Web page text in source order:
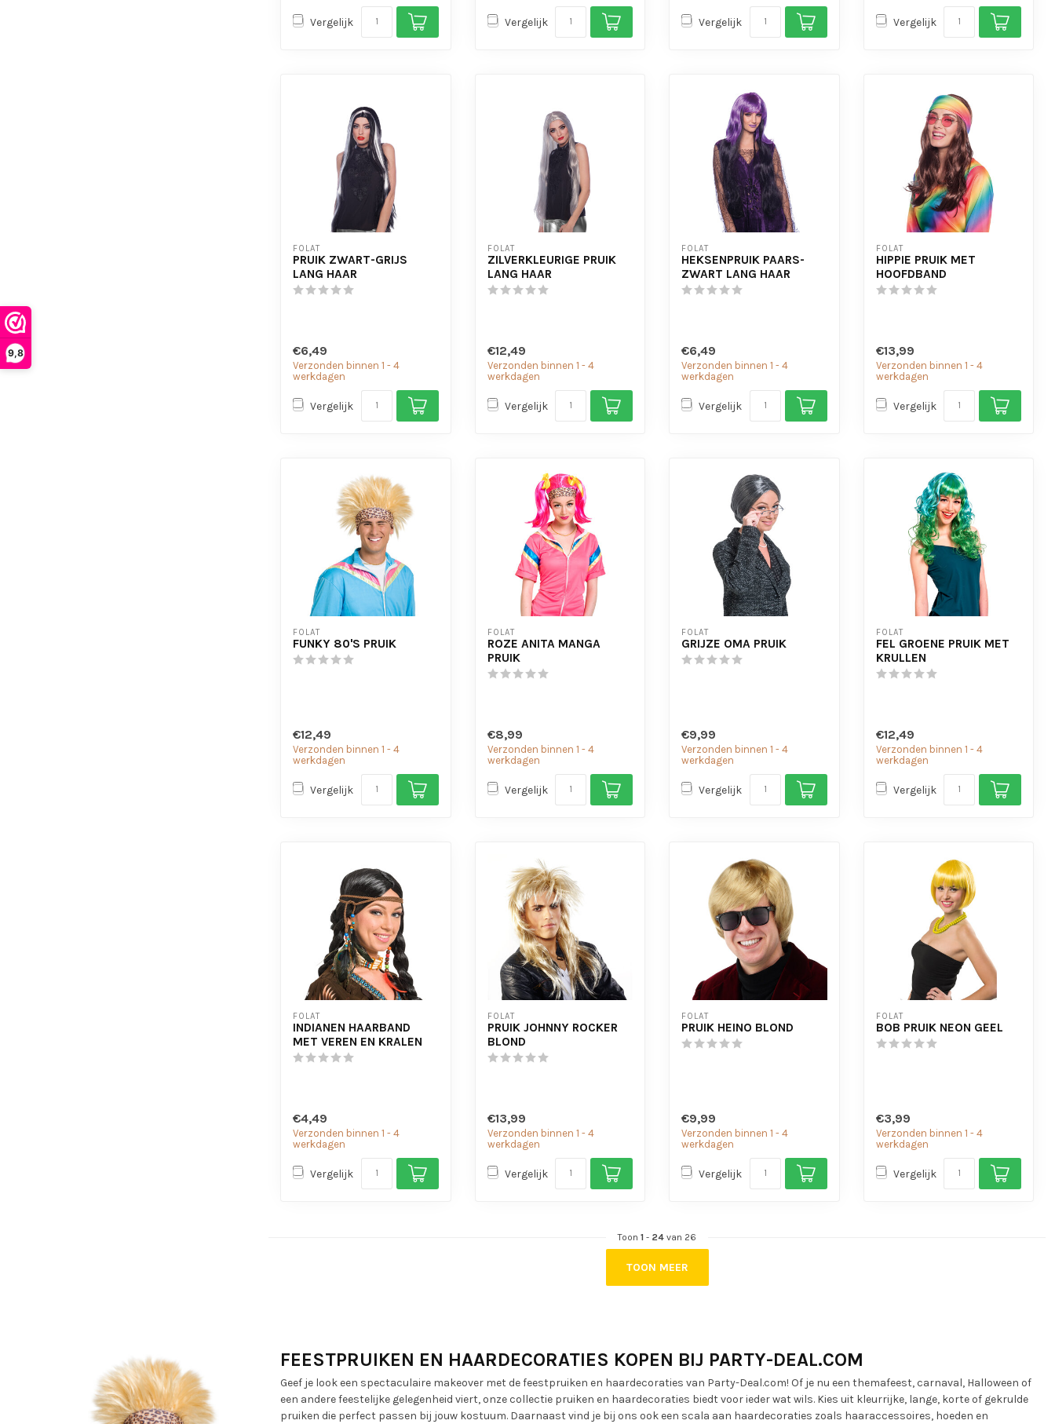
9,8
Vergelijk Vergelijk Vergelijk Vergelijk
FOLAT
PRUIK ZWART-GRIJS
LANG HAAR
€6,49
Verzonden binnen 1 - 4
werkdagen
Vergelijk
FOLAT
ZILVERKLEURIGE PRUIK
LANG HAAR
€12,49
Verzonden binnen 1 - 4
werkdagen
Vergelijk
FOLAT
HEKSENPRUIK PAARS-
ZWART LANG HAAR
€6,49
Verzonden binnen 1 - 4
werkdagen
Vergelijk
FOLAT
HIPPIE PRUIK MET
HOOFDBAND
€13,99
Verzonden binnen 1 - 4
werkdagen
Vergelijk
FOLAT
FUNKY 80'S PRUIK
€12,49
Verzonden binnen 1 - 4
werkdagen
Vergelijk
FOLAT
ROZE ANITA MANGA
PRUIK
€8,99
Verzonden binnen 1 - 4
werkdagen
Vergelijk
FOLAT
GRIJZE OMA PRUIK
€9,99
Verzonden binnen 1 - 4
werkdagen
Vergelijk
FOLAT
FEL GROENE PRUIK MET
KRULLEN
€12,49
Verzonden binnen 1 - 4
werkdagen
Vergelijk
FOLAT
INDIANEN HAARBAND
MET VEREN EN KRALEN
€4,49
Verzonden binnen 1 - 4
werkdagen
Vergelijk
FOLAT
PRUIK JOHNNY ROCKER
BLOND
€13,99
Verzonden binnen 1 - 4
werkdagen
Vergelijk
FOLAT
PRUIK HEINO BLOND
€9,99
Verzonden binnen 1 - 4
werkdagen
Vergelijk
FOLAT
BOB PRUIK NEON GEEL
€3,99
Verzonden binnen 1 - 4
werkdagen
Vergelijk
Toon 1 - 24 van 26
TOON MEER
FEESTPRUIKEN EN HAARDECORATIES KOPEN BIJ PARTY-DEAL.COM
Geef je look een spectaculaire makeover met de feestpruiken en haardecoraties van Party-Deal.com! Of je nu een themafeest, carnaval, Halloween of
een andere feestelijke gelegenheid viert, onze collectie pruiken en haardecoraties biedt voor ieder wat wils. Kies uit kleurrijke, lange, korte of gekrulde
pruiken die perfect passen bij jouw kostuum. Daarnaast vind je bij ons ook een scala aan haardecoraties zoals haaraccessoires, hoeden en